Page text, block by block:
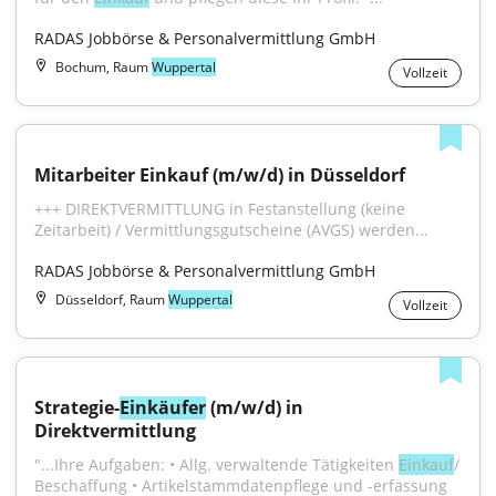
RADAS Jobbörse & Personalvermittlung GmbH
Bochum, RaumWuppertal Vollzeit
Mitarbeiter Einkauf (m/w/d) in Düsseldorf
+++ DIREKTVERMITTLUNG in Festanstellung (keine
Zeitarbeit) / Vermittlungsgutscheine (AVGS) werden...
RADAS Jobbörse & Personalvermittlung GmbH
Düsseldorf, RaumWuppertal Vollzeit
Strategie-Einkäufer (m/w/d) in
Direktvermittlung
"...Ihre Aufgaben: • Allg. verwaltende Tätigkeiten Einkauf/
Beschaffung • Artikelstammdatenpflege und -erfassung